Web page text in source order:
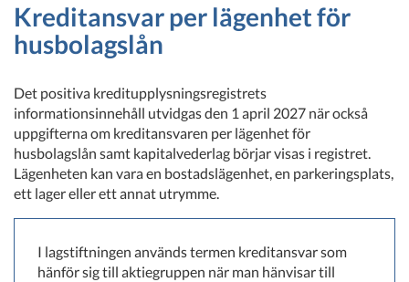
Kreditansvar per lägenhet för
husbolagslån
Det positiva kreditupplysningsregistrets
informationsinnehåll utvidgas den 1 april 2027 när också
uppgifterna om kreditansvaren per lägenhet för
husbolagslån samt kapitalvederlag börjar visas i registret.
Lägenheten kan vara en bostadslägenhet, en parkeringsplats,
ett lager eller ett annat utrymme.
I lagstiftningen används termen kreditansvar som
hänför sig till aktiegruppen när man hänvisar till